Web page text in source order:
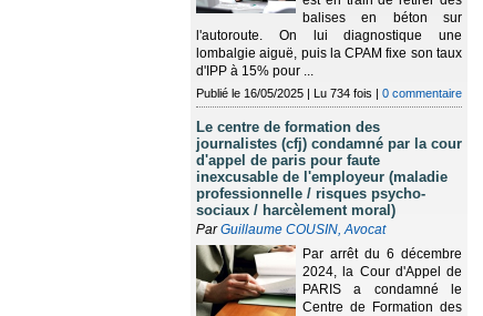
balises en béton sur
l'autoroute. On lui diagnostique une
lombalgie aiguë, puis la CPAM fixe son taux
d'IPP à 15% pour ...
Publié le 16/05/2025 | Lu 734 fois | 0 commentaire
Le centre de formation des
journalistes (cfj) condamné par la cour
d'appel de paris pour faute
inexcusable de l'employeur (maladie
professionnelle / risques psycho-
sociaux / harcèlement moral)
ParGuillaume COUSIN, Avocat
Par arrêt du 6 décembre
2024, la Cour d'Appel de
PARIS a condamné le
Centre de Formation des